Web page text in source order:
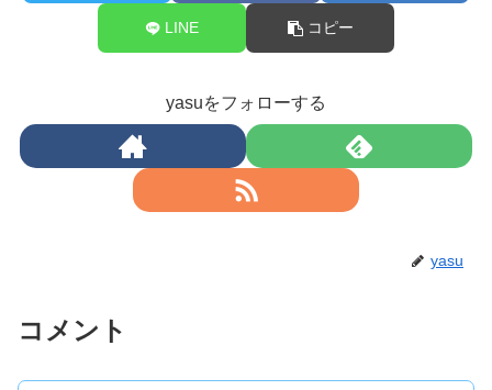
LINE コピー
yasuをフォローする
yasu
コメント